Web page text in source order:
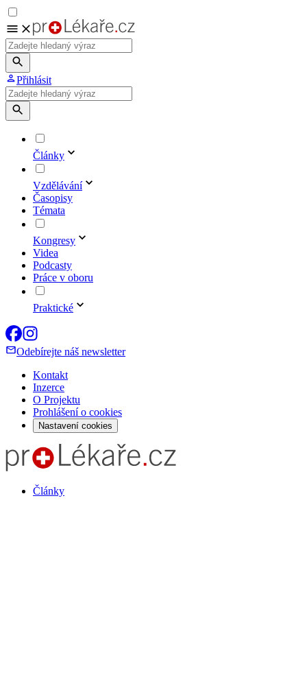
Přihlásit
Články
Vzdělávání
Časopisy
Témata
Kongresy
Videa
Podcasty
Práce v oboru
Praktické
Odebírejte náš newsletter
Kontakt
Inzerce
O Projektu
Prohlášení o cookies
Nastavení cookies
Články